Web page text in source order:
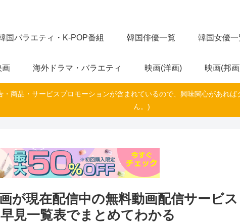
国バラエティ・K-POP番組 韓国俳優一覧 韓国女優一
画 海外ドラマ・バラエティ 映画(洋画) 映画(邦
・商品・サービスプロモーションが含まれているので、興味関心があれ
ん。)
が現在配信中の無料動画配信サービス
見一覧表でまとめてわかる